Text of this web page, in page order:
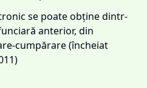
se poate obține dintr-
anterior, din
cumpărare (încheiat